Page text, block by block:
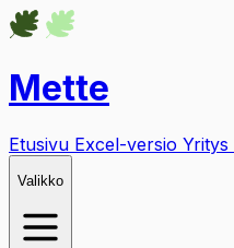
Mette
Etusivu Excel-versio Yritys
Valikko